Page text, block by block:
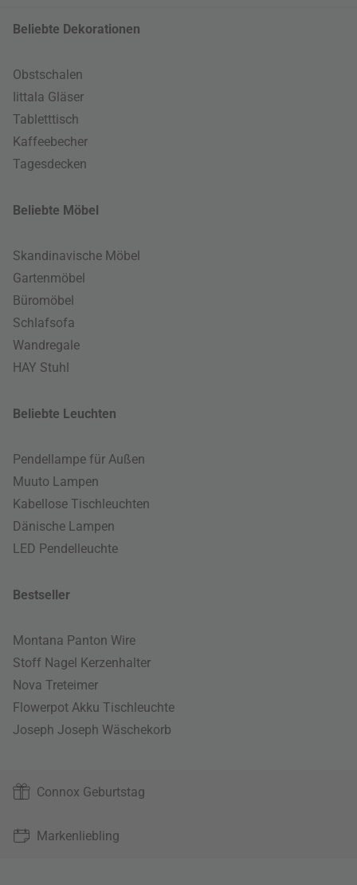
Beliebte Dekorationen
Obstschalen
Iittala Gläser
Tabletttisch
Kaffeebecher
Tagesdecken
Beliebte Möbel
Skandinavische Möbel
Gartenmöbel
Büromöbel
Schlafsofa
Wandregale
HAY Stuhl
Beliebte Leuchten
Pendellampe für Außen
Muuto Lampen
Kabellose Tischleuchten
Dänische Lampen
LED Pendelleuchte
Bestseller
Montana Panton Wire
Stoff Nagel Kerzenhalter
Nova Treteimer
Flowerpot Akku Tischleuchte
Joseph Joseph Wäschekorb
Connox Geburtstag
Markenliebling